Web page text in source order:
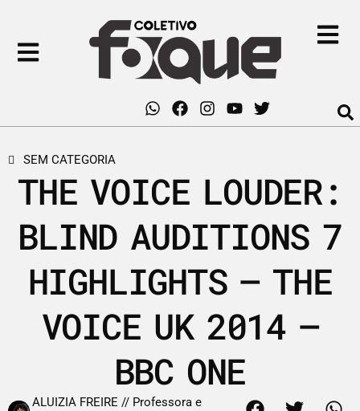
SEM CATEGORIA
THE VOICE LOUDER:
BLIND AUDITIONS 7
HIGHLIGHTS – THE
VOICE UK 2014 –
BBC ONE
ALUIZIA FREIRE // Professora e